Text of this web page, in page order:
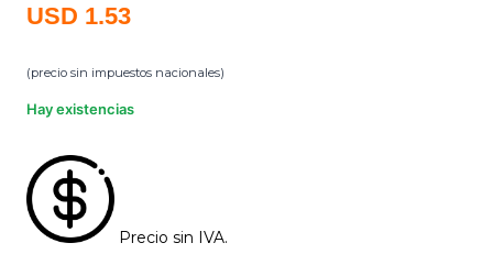
USD 1.53
(precio sin impuestos nacionales)
Hay existencias
Precio sin IVA.